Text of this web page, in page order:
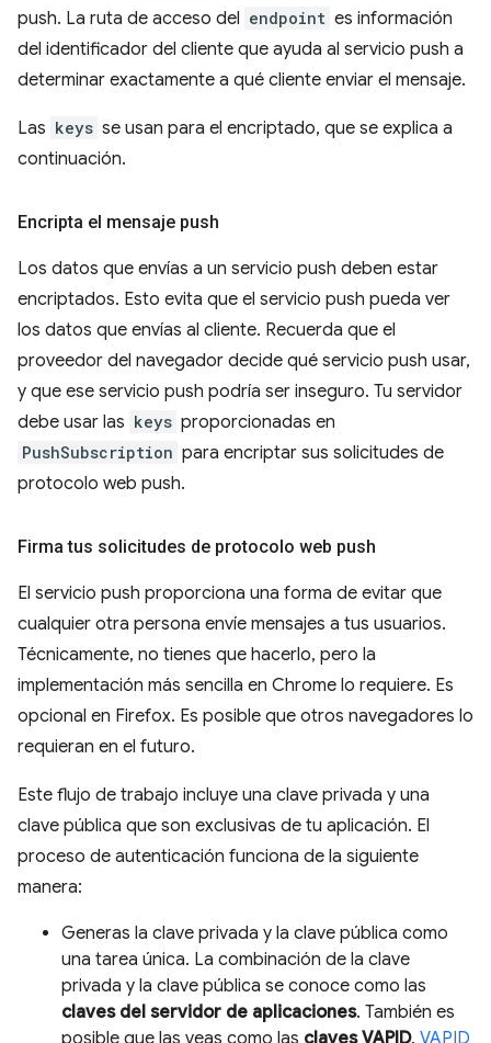
push. La ruta de acceso del endpoint es información
del identificador del cliente que ayuda al servicio push a
determinar exactamente a qué cliente enviar el mensaje.
Las keys se usan para el encriptado, que se explica a
continuación.
Encripta el mensaje push
Los datos que envías a un servicio push deben estar
encriptados. Esto evita que el servicio push pueda ver
los datos que envías al cliente. Recuerda que el
proveedor del navegador decide qué servicio push usar,
y que ese servicio push podría ser inseguro. Tu servidor
debe usar las keys proporcionadas en
PushSubscription para encriptar sus solicitudes de
protocolo web push.
Firma tus solicitudes de protocolo web push
El servicio push proporciona una forma de evitar que
cualquier otra persona envíe mensajes a tus usuarios.
Técnicamente, no tienes que hacerlo, pero la
implementación más sencilla en Chrome lo requiere. Es
opcional en Firefox. Es posible que otros navegadores lo
requieran en el futuro.
Este flujo de trabajo incluye una clave privada y una
clave pública que son exclusivas de tu aplicación. El
proceso de autenticación funciona de la siguiente
manera:
Generas la clave privada y la clave pública como
una tarea única. La combinación de la clave
privada y la clave pública se conoce como las
claves del servidor de aplicaciones. También es
posible que las veas como las claves VAPID. VAPID